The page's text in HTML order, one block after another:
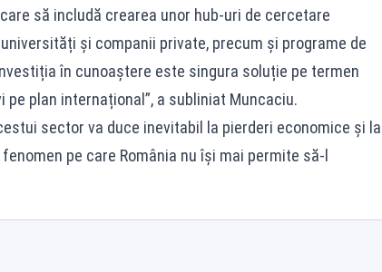
să includă crearea unor hub-uri de cercetare
și companii private, precum și programe de
în cunoaștere este singura soluție pe termen
plan internațional”, a subliniat Muncaciu.
sector va duce inevitabil la pierderi economice și la
pe care România nu își mai permite să-l